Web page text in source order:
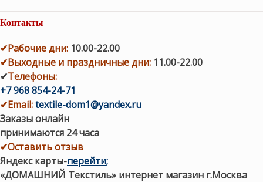
Контакты
✔Рабочие дни: 10.00-22.00
✔Выходные и праздничные дни: 11.00-22.00
✔Телефоны:
+7 968 854-24-71
✔Email:textile-dom1@yandex.ru
Заказы онлайн
принимаются 24 часа
✔Оставить отзыв
Яндекс карты-перейти;
«ДОМАШНИЙ Текстиль» интернет магазин г.Москва